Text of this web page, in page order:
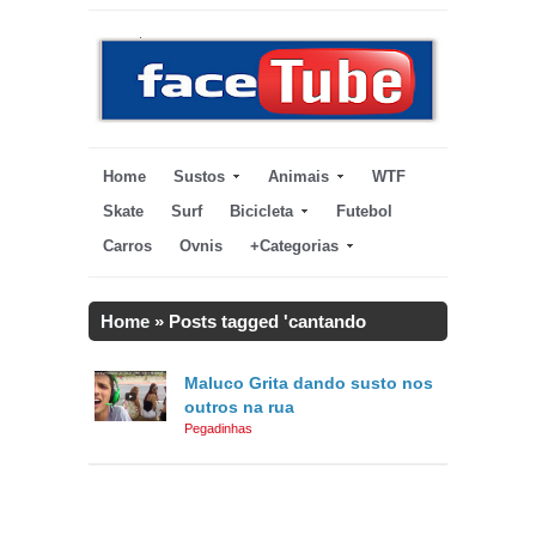
Home Sustos Animais
WTF
Skate
Surf Bicicleta
Futebol
Carros
Ovnis +Categorias
Home » Posts tagged 'cantando
Maluco Grita dando susto nos
outros na rua
Pegadinhas